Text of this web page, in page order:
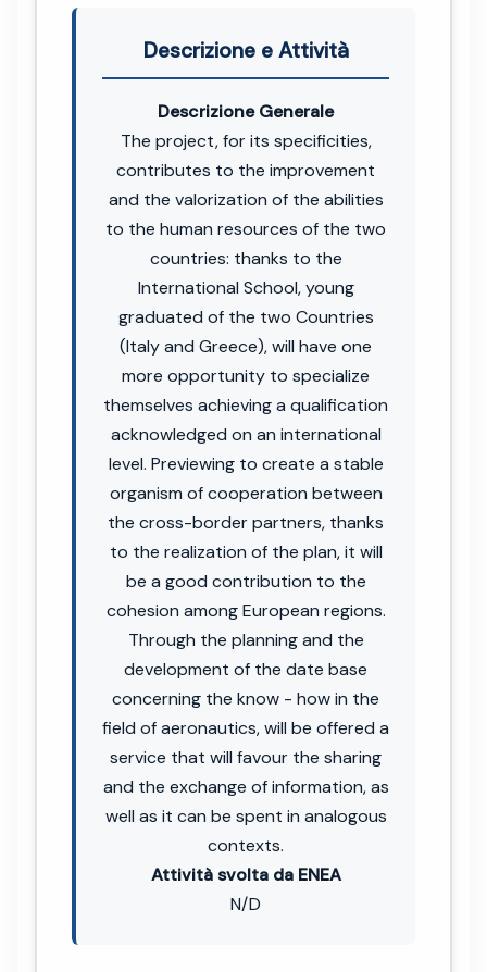
Descrizione e Attività
Descrizione Generale
The project, for its specificities,
contributes to the improvement
and the valorization of the abilities
to the human resources of the two
countries: thanks to the
International School, young
graduated of the two Countries
(Italy and Greece), will have one
more opportunity to specialize
themselves achieving a qualification
acknowledged on an international
level. Previewing to create a stable
organism of cooperation between
the cross-border partners, thanks
to the realization of the plan, it will
be a good contribution to the
cohesion among European regions.
Through the planning and the
development of the date base
concerning the know - how in the
field of aeronautics, will be offered a
service that will favour the sharing
and the exchange of information, as
well as it can be spent in analogous
contexts.
Attività svolta da ENEA
N/D